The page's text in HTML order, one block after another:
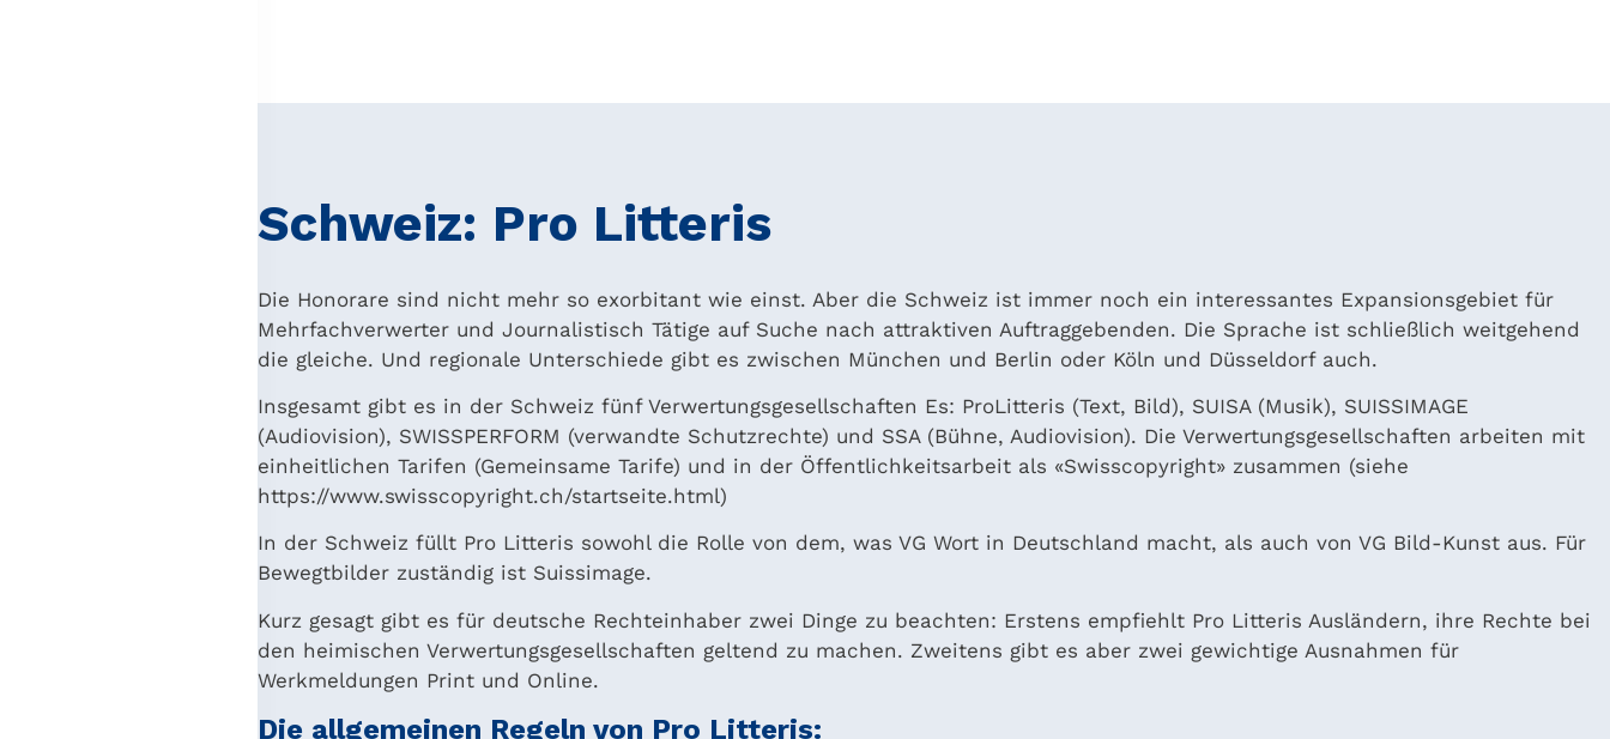
Schweiz: Pro Litteris
Die Honorare sind nicht mehr so exorbitant wie einst. Aber die Schweiz ist immer noch ein interessantes Expansionsgebiet für
Mehrfachverwerter und Journalistisch Tätige auf Suche nach attraktiven Auftraggebenden. Die Sprache ist schließlich weitgehend
die gleiche. Und regionale Unterschiede gibt es zwischen München und Berlin oder Köln und Düsseldorf auch.
Insgesamt gibt es in der Schweiz fünf Verwertungsgesellschaften Es: ProLitteris (Text, Bild), SUISA (Musik), SUISSIMAGE
(Audiovision), SWISSPERFORM (verwandte Schutzrechte) und SSA (Bühne, Audiovision). Die Verwertungsgesellschaften arbeiten mit
einheitlichen Tarifen (Gemeinsame Tarife) und in der Öffentlichkeitsarbeit als «Swisscopyright» zusammen (siehe
https://www.swisscopyright.ch/startseite.html)
In der Schweiz füllt Pro Litteris sowohl die Rolle von dem, was VG Wort in Deutschland macht, als auch von VG Bild-Kunst aus. Für
Bewegtbilder zuständig ist Suissimage.
Kurz gesagt gibt es für deutsche Rechteinhaber zwei Dinge zu beachten: Erstens empfiehlt Pro Litteris Ausländern, ihre Rechte bei
den heimischen Verwertungsgesellschaften geltend zu machen. Zweitens gibt es aber zwei gewichtige Ausnahmen für
Werkmeldungen Print und Online.
Die allgemeinen Regeln von Pro Litteris: